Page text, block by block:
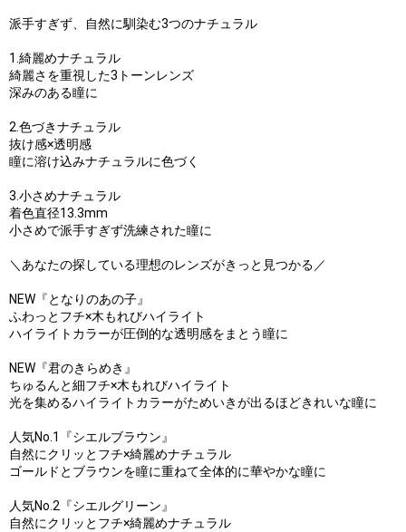
派手すぎず、自然に馴染む3つのナチュラル
1.綺麗めナチュラル
綺麗さを重視した3トーンレンズ
深みのある瞳に
2.色づきナチュラル
抜け感×透明感
瞳に溶け込みナチュラルに色づく
3.小さめナチュラル
着色直径13.3mm
小さめで派手すぎず洗練された瞳に
＼あなたの探している理想のレンズがきっと見つかる／
NEW『となりのあの子』
ふわっとフチ×木もれびハイライト
ハイライトカラーが圧倒的な透明感をまとう瞳に
NEW『君のきらめき』
ちゅるんと細フチ×木もれびハイライト
光を集めるハイライトカラーがためいきが出るほどきれいな瞳に
人気No.1『シエルブラウン』
自然にクリッとフチ×綺麗めナチュラル
ゴールドとブラウンを瞳に重ねて全体的に華やかな瞳に
人気No.2『シエルグリーン』
自然にクリッとフチ×綺麗めナチュラル